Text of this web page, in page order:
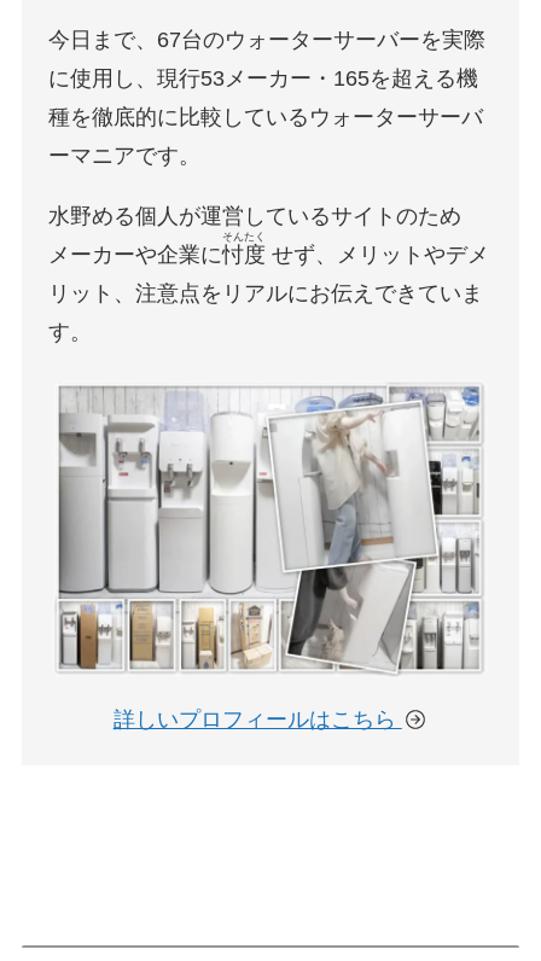
今日まで、67台のウォーターサーバーを実際
に使用し、現行53メーカー・165を超える機
種を徹底的に比較しているウォーターサーバ
ーマニアです。
水野める個人が運営しているサイトのため
メーカーや企業に忖度
そんたく
せず、メリットやデメ
リット、注意点をリアルにお伝えできていま
す。
詳しいプロフィールはこちら